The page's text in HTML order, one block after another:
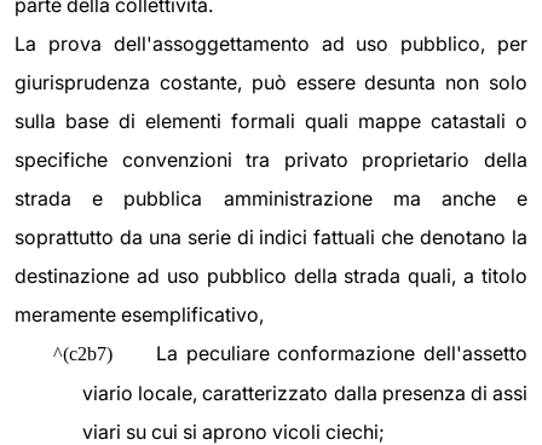
parte della collettività.
La prova dell'assoggettamento ad uso pubblico, per
giurisprudenza costante, può essere desunta non solo
sulla base di elementi formali quali mappe catastali o
specifiche convenzioni tra privato proprietario della
strada e pubblica amministrazione ma anche e
soprattutto da una serie di indici fattuali che denotano la
destinazione ad uso pubblico della strada quali, a titolo
meramente esemplificativo,
^(c2b7)
La peculiare conformazione dell'assetto
viario locale, caratterizzato dalla presenza di assi
viari su cui si aprono vicoli ciechi;